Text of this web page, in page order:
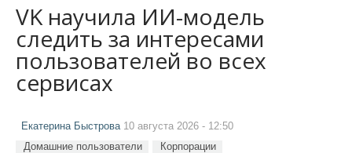
VK научила ИИ-модель
следить за интересами
пользователей во всех
сервисах
Екатерина Быстрова 10 августа 2026 - 12:50
Домашние пользователи
Корпорации